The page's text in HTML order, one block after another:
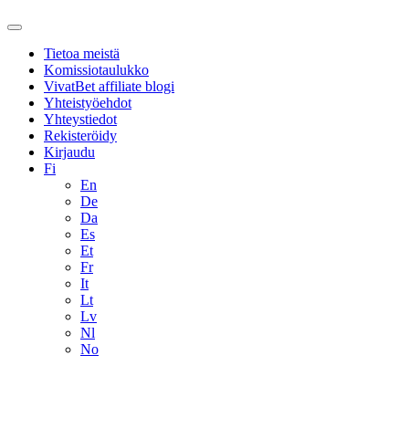
Tietoa meistä
Komissiotaulukko
VivatBet affiliate blogi
Yhteistyöehdot
Yhteystiedot
Rekisteröidy
Kirjaudu
Fi
En
De
Da
Es
Et
Fr
It
Lt
Lv
Nl
No